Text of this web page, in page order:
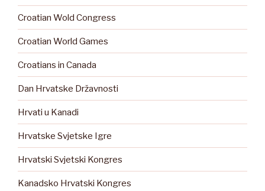
Croatian Wold Congress
Croatian World Games
Croatians in Canada
Dan Hrvatske Državnosti
Hrvati u Kanadi
Hrvatske Svjetske Igre
Hrvatski Svjetski Kongres
Kanadsko Hrvatski Kongres